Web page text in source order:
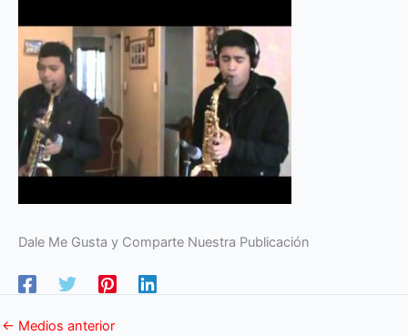
Dale Me Gusta y Comparte Nuestra Publicación
← Medios anterior